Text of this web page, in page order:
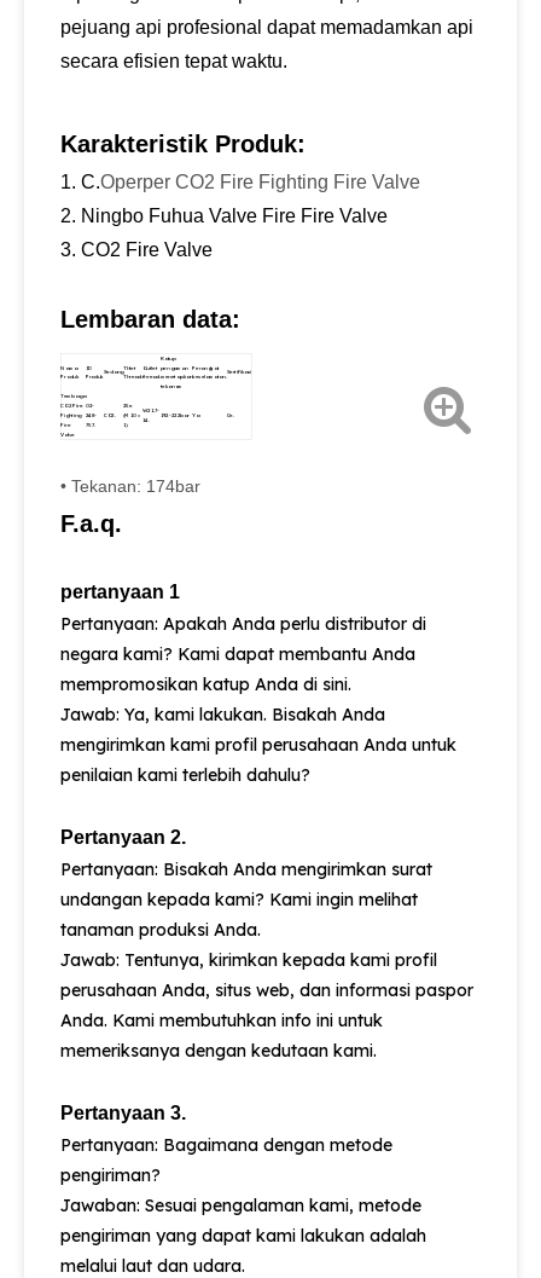
pejuang api profesional dapat memadamkan api
secara efisien tepat waktu.
Karakteristik Produk:
1. C.Operper CO2 Fire Fighting Fire Valve
2. Ningbo Fuhua Valve Fire Fire Valve
3. CO2 Fire Valve
Lembaran data:
Nama
Produk
ID
Produk
Sedang
Thlet
Thread.
Outlet
thread.
Katup
pengaman
menetapkan
tekanan
Perangkat
keselamatan.
Sertifikasi
Tembaga
CO2 Fire
Fighting
Fire
Valve
02-
248-
757.
CO2.
25e
(M10 ×
1)
W21.7-
14.
192-222bar Ya Ce.
• Tekanan: 174bar
F.a.q.
pertanyaan 1
Pertanyaan: Apakah Anda perlu distributor di
negara kami? Kami dapat membantu Anda
mempromosikan katup Anda di sini.
Jawab: Ya, kami lakukan. Bisakah Anda
mengirimkan kami profil perusahaan Anda untuk
penilaian kami terlebih dahulu?
Pertanyaan 2.
Pertanyaan: Bisakah Anda mengirimkan surat
undangan kepada kami? Kami ingin melihat
tanaman produksi Anda.
Jawab: Tentunya, kirimkan kepada kami profil
perusahaan Anda, situs web, dan informasi paspor
Anda. Kami membutuhkan info ini untuk
memeriksanya dengan kedutaan kami.
Pertanyaan 3.
Pertanyaan: Bagaimana dengan metode
pengiriman?
Jawaban: Sesuai pengalaman kami, metode
pengiriman yang dapat kami lakukan adalah
melalui laut dan udara.